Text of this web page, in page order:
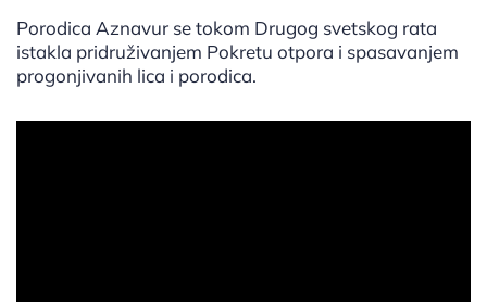
Porodica Aznavur se tokom Drugog svetskog rata
istakla pridruživanjem Pokretu otpora i spasavanjem
progonjivanih lica i porodica.